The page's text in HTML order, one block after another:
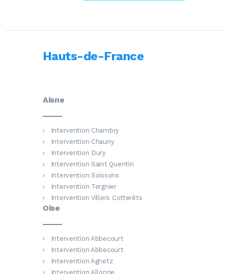
Hauts-de-France
Aisne
Intervention Chambry
Intervention Chauny
Intervention Dury
Intervention Saint Quentin
Intervention Soissons
Intervention Tergnier
Intervention Villers Cotterêts
Oise
Intervention Abbecourt
Intervention Abbecourt
Intervention Agnetz
Intervention Allonne